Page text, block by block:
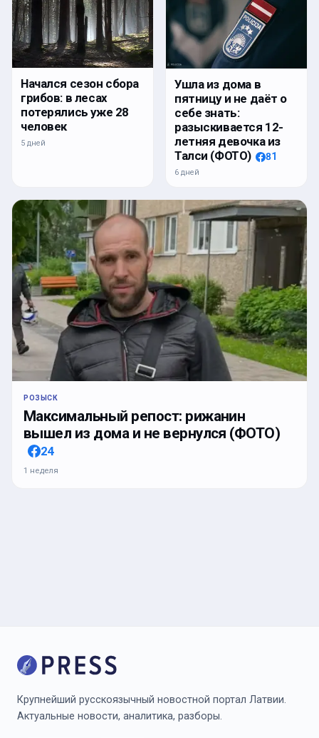
Начался сезон сбора
грибов: в лесах
потерялись уже 28
человек
5 дней
Ушла из дома в
пятницу и не даёт о
себе знать:
разыскивается 12-
летняя девочка из
Талси (ФОТО)
81
6 дней
РОЗЫСК
Максимальный репост: рижанин
вышел из дома и не вернулся (ФОТО)
24
1 неделя
Крупнейший русскоязычный новостной портал Латвии.
Актуальные новости, аналитика, разборы.